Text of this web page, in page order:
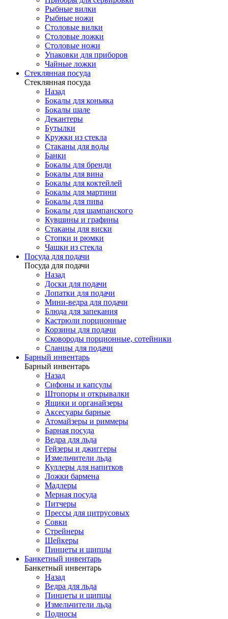
Рыбные вилки
Рыбные ножи
Столовые вилки
Столовые ложки
Столовые ножи
Упаковки для приборов
Чайные ложки
Стеклянная посуда
Стеклянная посуда
Назад
Бокалы для коньяка
Бокалы шале
Декантеры
Бутылки
Кружки из стекла
Стаканы для воды
Банки
Бокалы для бренди
Бокалы для вина
Бокалы для коктейлей
Бокалы для мартини
Бокалы для пива
Бокалы для шампанского
Кувшины и графины
Стаканы для виски
Стопки и рюмки
Чашки из стекла
Посуда для подачи
Посуда для подачи
Назад
Доски для подачи
Лопатки для подачи
Мини-ведра для подачи
Блюда для запекания
Кастрюли порционные
Корзины для подачи
Сковороды порционные, сотейники
Сланцы для подачи
Барный инвентарь
Барный инвентарь
Назад
Сифоны и капсулы
Штопоры и открывалки
Ящики и органайзеры
Аксесуары барные
Атомайзеры и риммеры
Барная посуда
Ведра для льда
Гейзеры и джиггеры
Измельчители льда
Куллеры для напитков
Ложки бармена
Мадлеры
Мерная посуда
Питчеры
Прессы для цитрусовых
Совки
Стрейнеры
Шейкеры
Пинцеты и щипцы
Банкетный инвентарь
Банкетный инвентарь
Назад
Ведра для льда
Пинцеты и щипцы
Измельчители льда
Подносы